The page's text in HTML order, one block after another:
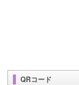
QRコード